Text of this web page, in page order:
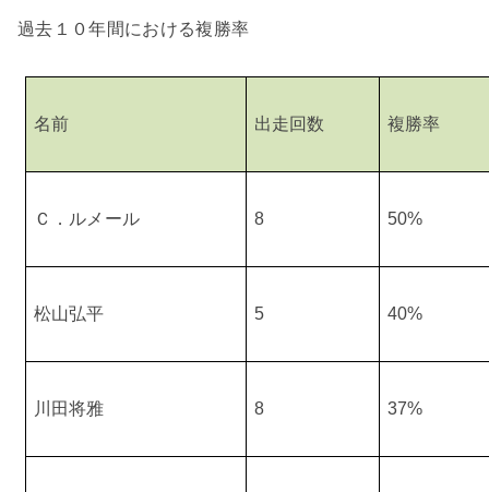
過去１０年間における複勝率
名前 出走回数 複勝率
Ｃ．ルメール 8 50%
松山弘平 5 40%
川田将雅 8 37%